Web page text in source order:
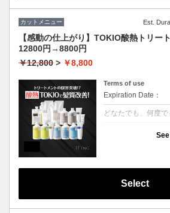
カットメニュー Est.
【感動の仕上がり】TOKIO酸熱トリー
12800円→8800円
￥12,800 > ￥8,800
Terms of use
Expiration Date：
どなたでも、何度
りを治すことができ
Select